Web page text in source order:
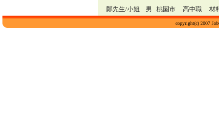
鄭先生/小姐 男 桃園市 高中職 材
copyright(c) 2007